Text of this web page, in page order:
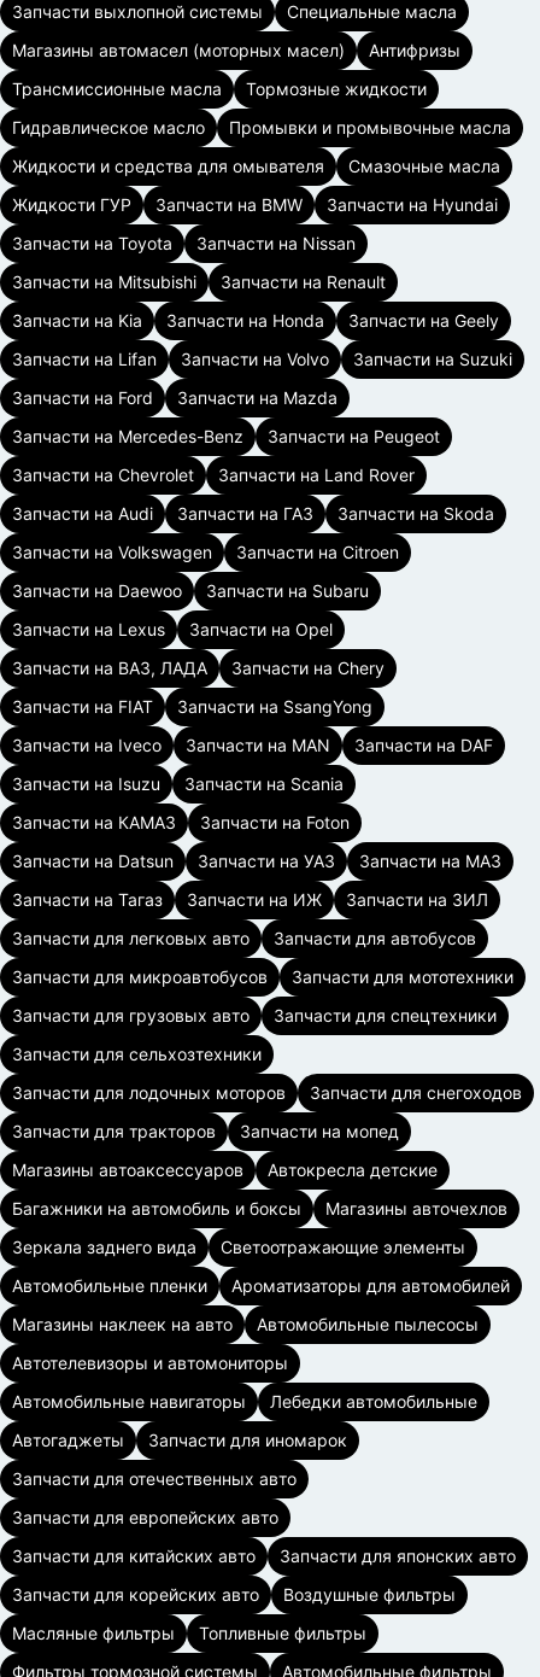
Запчасти выхлопной системы
Специальные масла
Магазины автомасел (моторных масел)
Антифризы
Трансмиссионные масла
Тормозные жидкости
Гидравлическое масло
Промывки и промывочные масла
Жидкости и средства для омывателя
Смазочные масла
Жидкости ГУР
Запчасти на BMW
Запчасти на Hyundai
Запчасти на Toyota
Запчасти на Nissan
Запчасти на Mitsubishi
Запчасти на Renault
Запчасти на Kia
Запчасти на Honda
Запчасти на Geely
Запчасти на Lifan
Запчасти на Volvo
Запчасти на Suzuki
Запчасти на Ford
Запчасти на Mazda
Запчасти на Mercedes-Benz
Запчасти на Peugeot
Запчасти на Chevrolet
Запчасти на Land Rover
Запчасти на Audi
Запчасти на ГАЗ
Запчасти на Skoda
Запчасти на Volkswagen
Запчасти на Citroen
Запчасти на Daewoo
Запчасти на Subaru
Запчасти на Lexus
Запчасти на Opel
Запчасти на ВАЗ, ЛАДА
Запчасти на Chery
Запчасти на FIAT
Запчасти на SsangYong
Запчасти на Iveco
Запчасти на MAN
Запчасти на DAF
Запчасти на Isuzu
Запчасти на Scania
Запчасти на КАМАЗ
Запчасти на Foton
Запчасти на Datsun
Запчасти на УАЗ
Запчасти на МАЗ
Запчасти на Тагаз
Запчасти на ИЖ
Запчасти на ЗИЛ
Запчасти для легковых авто
Запчасти для автобусов
Запчасти для микроавтобусов
Запчасти для мототехники
Запчасти для грузовых авто
Запчасти для спецтехники
Запчасти для сельхозтехники
Запчасти для лодочных моторов
Запчасти для снегоходов
Запчасти для тракторов
Запчасти на мопед
Магазины автоаксессуаров
Автокресла детские
Багажники на автомобиль и боксы
Магазины авточехлов
Зеркала заднего вида
Светоотражающие элементы
Автомобильные пленки
Ароматизаторы для автомобилей
Магазины наклеек на авто
Автомобильные пылесосы
Автотелевизоры и автомониторы
Автомобильные навигаторы
Лебедки автомобильные
Автогаджеты
Запчасти для иномарок
Запчасти для отечественных авто
Запчасти для европейских авто
Запчасти для китайских авто
Запчасти для японских авто
Запчасти для корейских авто
Воздушные фильтры
Масляные фильтры
Топливные фильтры
Фильтры тормозной системы
Автомобильные фильтры